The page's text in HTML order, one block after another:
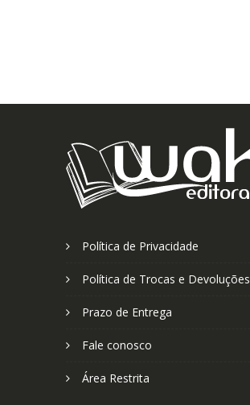
Política de Privacidade
Política de Trocas e Devoluções
Prazo de Entrega
Fale conosco
Área Restrita